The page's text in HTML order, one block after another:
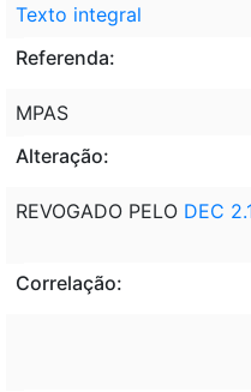
Texto integral
Referenda:
MPAS
Alteração:
REVOGADO PELO DEC
Correlação: